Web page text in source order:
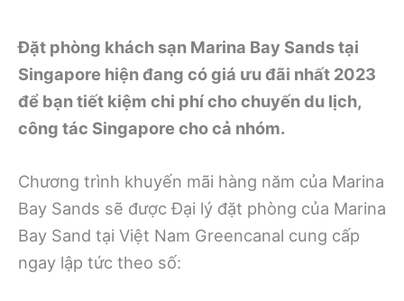
Đặt phòng khách sạn Marina Bay Sands tại
Singapore hiện đang có giá ưu đãi nhất 2023
để bạn tiết kiệm chi phí cho chuyến du lịch,
công tác Singapore cho cả nhóm.
Chương trình khuyến mãi hàng năm của Marina
Bay Sands sẽ được Đại lý đặt phòng của Marina
Bay Sand tại Việt Nam Greencanal cung cấp
ngay lập tức theo số: